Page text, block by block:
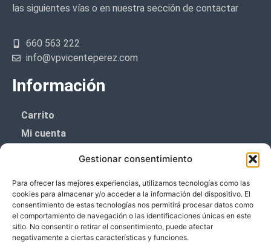
Gestionar consentimiento
Para ofrecer las mejores experiencias, utilizamos tecnologías como las
cookies para almacenar y/o acceder a la información del dispositivo. El
consentimiento de estas tecnologías nos permitirá procesar datos como
el comportamiento de navegación o las identificaciones únicas en este
sitio. No consentir o retirar el consentimiento, puede afectar
negativamente a ciertas características y funciones.
las siguientes vías o en nuestra sección de contactar
660 563 222
info@vpvicenteperez.com
Información
Carrito
Mi cuenta
Política de cookies (UE)
Boletín de noticias
¡¡Suscríbete y prometemos no dar mucho el